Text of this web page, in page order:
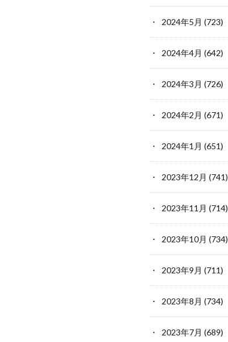
2024年5月 (723)
2024年4月 (642)
2024年3月 (726)
2024年2月 (671)
2024年1月 (651)
2023年12月 (741)
2023年11月 (714)
2023年10月 (734)
2023年9月 (711)
2023年8月 (734)
2023年7月 (689)